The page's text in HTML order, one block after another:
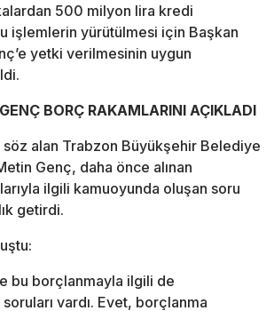
500 milyon lira kredi
işlemlerin yürütülmesi için Başkan
yetki verilmesinin uygun
BORÇ RAKAMLARINI AÇIKLADI
alan Trabzon Büyükşehir Belediye
Genç, daha önce alınan
ilgili kamuoyunda oluşan soru
getirdi.
bu borçlanmayla ilgili de
soruları vardı. Evet, borçlanma